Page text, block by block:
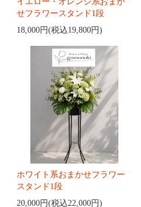
せフラワースタンド1段
18,000円(税込19,800円)
ホワイト系おまかせフラワー
スタンド1段
20,000円(税込22,000円)